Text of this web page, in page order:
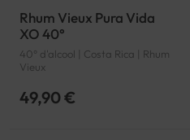
Rhum Vieux Pura Vida
XO 40°
40° d'alcool | Costa Rica | Rhum
Vieux
49,90 €